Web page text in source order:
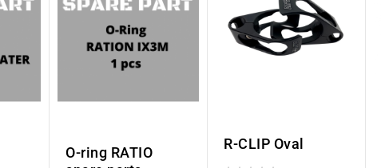
O-ring RATIO
R-CLIP Oval